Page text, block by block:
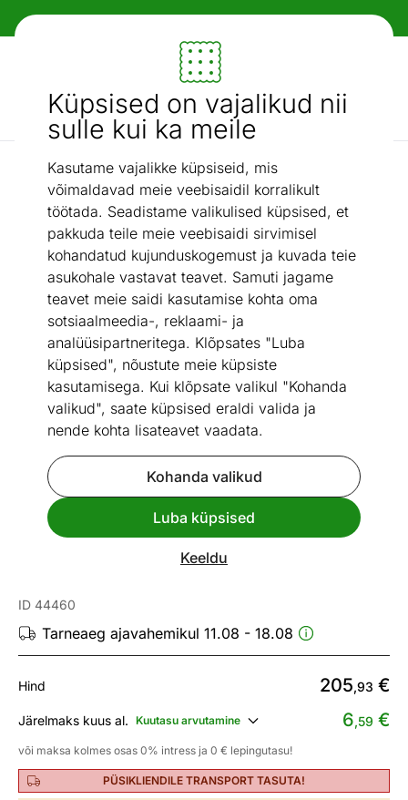
Küpsised on vajalikud nii
sulle kui ka meile
Kasutame vajalikke küpsiseid, mis
võimaldavad meie veebisaidil korralikult
töötada. Seadistame valikulised küpsised, et
pakkuda teile meie veebisaidi sirvimisel
kohandatud kujunduskogemust ja kuvada teie
asukohale vastavat teavet. Samuti jagame
teavet meie saidi kasutamise kohta oma
sotsiaalmeedia-, reklaami- ja
analüüsipartneritega. Klõpsates "Luba
küpsised", nõustute meie küpsiste
kasutamisega. Kui klõpsate valikul "Kohanda
valikud", saate küpsised eraldi valida ja
nende kohta lisateavet vaadata.
Kohanda valikud
Luba küpsised
Keeldu
Paindlikud ja mugavad makseviisid!
Mööbel ja sisustus - ON24
Otsi...
AI otsing
2x4 m / Kilekasvuhoone Pro 2x4 m, 8 m²
ID 44460
Tarneaeg ajavahemikul 11.08 - 18.08
Hind 205,93 €
Järelmaks kuus al. Kuutasu arvutamine 6,59 €
või maksa kolmes osas 0% intress ja 0 € lepingutasu!
PÜSIKLIENDILE TRANSPORT TASUTA!